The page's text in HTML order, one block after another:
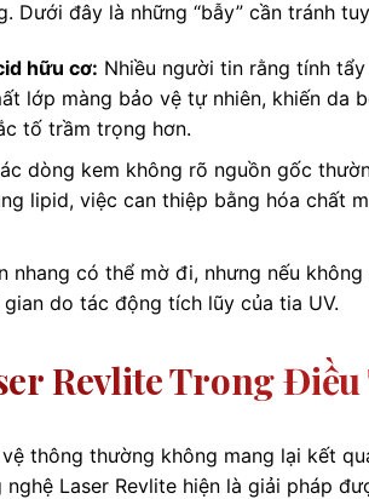
Dưới đây là những “bẫy” cần tránh
hữu cơ: Nhiều người tin rằng tính
lớp màng bảo vệ tự nhiên, khiến da
tố trầm trọng hơn.
dòng kem không rõ nguồn gốc
lipid, việc can thiệp bằng hóa chất
nhang có thể mờ đi, nhưng nếu
do tác động tích lũy của tia UV.
Revlite Trong
thông thường không mang lại kết
Laser Revlite hiện là giải pháp